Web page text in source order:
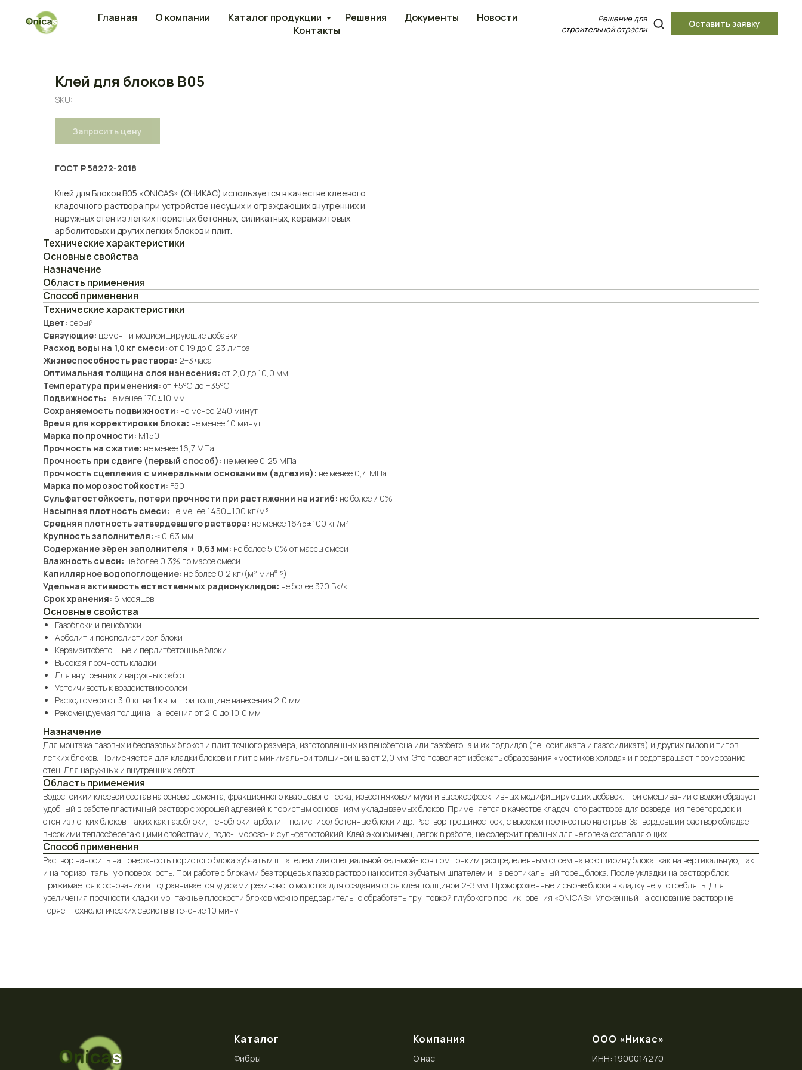
Главная О компании Каталог продукции Решения Документы
Новости
Контакты
Решение для
строительной отрасли
Оставить заявку
Клей для блоков В05
SKU:
Запросить цену
ГОСТ Р 58272-2018
Клей для Блоков В05 «ONICAS» (ОНИКАС) используется в качестве клеевого
кладочного раствора при устройстве несущих и ограждающих внутренних и
наружных стен из легких пористых бетонных, силикатных, керамзитовых
арболитовых и других легких блоков и плит.
Технические характеристики
Основные свойства
Назначение
Область применения
Способ применения
Технические характеристики
Цвет: серый
Связующие: цемент и модифицирующие добавки
Расход воды на 1,0 кг смеси: от 0,19 до 0,23 литра
Жизнеспособность раствора: 2÷3 часа
Оптимальная толщина слоя нанесения: от 2,0 до 10,0 мм
Температура применения: от +5°С до +35°С
Подвижность: не менее 170±10 мм
Сохраняемость подвижности: не менее 240 минут
Время для корректировки блока: не менее 10 минут
Марка по прочности: М150
Прочность на сжатие: не менее 16,7 МПа
Прочность при сдвиге (первый способ): не менее 0,25 МПа
Прочность сцепления с минеральным основанием (адгезия): не менее 0,4 МПа
Марка по морозостойкости: F50
Сульфатостойкость, потери прочности при растяжении на изгиб: не более 7,0%
Насыпная плотность смеси: не менее 1450±100 кг/м³
Средняя плотность затвердевшего раствора: не менее 1645±100 кг/м³
Крупность заполнителя: ≤ 0,63 мм
Содержание зёрен заполнителя > 0,63 мм: не более 5,0% от массы смеси
Влажность смеси: не более 0,3% по массе смеси
Капиллярное водопоглощение: не более 0,2 кг/(м²·мин⁰ˑ⁵)
Удельная активность естественных радионуклидов: не более 370 Бк/кг
Срок хранения: 6 месяцев
Основные свойства
Газоблоки и пеноблоки
Арболит и пенополистирол блоки
Керамзитобетонные и перлитбетонные блоки
Высокая прочность кладки
Для внутренних и наружных работ
Устойчивость к воздействию солей
Расход смеси от 3,0 кг на 1 кв. м. при толщине нанесения 2,0 мм
Рекомендуемая толщина нанесения от 2,0 до 10,0 мм
Назначение
Для монтажа пазовых и беспазовых блоков и плит точного размера, изготовленных из пенобетона или газобетона и их подвидов (пеносиликата и газосиликата) и других видов и типов
лёгких блоков. Применяется для кладки блоков и плит с минимальной толщиной шва от 2,0 мм. Это позволяет избежать образования «мостиков холода» и предотвращает промерзание
стен. Для наружных и внутренних работ.
Область применения
Водостойкий клеевой состав на основе цемента, фракционного кварцевого песка, известняковой муки и высокоэффективных модифицирующих добавок. При смешивании с водой образует
удобный в работе пластичный раствор с хорошей адгезией к пористым основаниям укладываемых блоков. Применяется в качестве кладочного раствора для возведения перегородок и
стен из лёгких блоков, таких как газоблоки, пеноблоки, арболит, полистиролбетонные блоки и др. Раствор трещиностоек, с высокой прочностью на отрыв. Затвердевший раствор обладает
высокими теплосберегающими свойствами, водо-, морозо- и сульфатостойкий. Клей экономичен, легок в работе, не содержит вредных для человека составляющих.
Способ применения
Раствор наносить на поверхность пористого блока зубчатым шпателем или специальной кельмой- ковшом тонким распределенным слоем на всю ширину блока, как на вертикальную, так
и на горизонтальную поверхность. При работе с блоками без торцевых пазов раствор наносится зубчатым шпателем и на вертикальный торец блока. После укладки на раствор блок
прижимается к основанию и подравнивается ударами резинового молотка для создания слоя клея толщиной 2-З мм. Промороженные и сырые блоки в кладку не употреблять. Для
увеличения прочности кладки монтажные плоскости блоков можно предварительно обработать грунтовкой глубокого проникновения «ONICAS». Уложенный на основание раствор не
теряет технологических свойств в течение 10 минут
Каталог
Фибры
Компания
О нас
ООО «Никас»
ИНН: 1900014270